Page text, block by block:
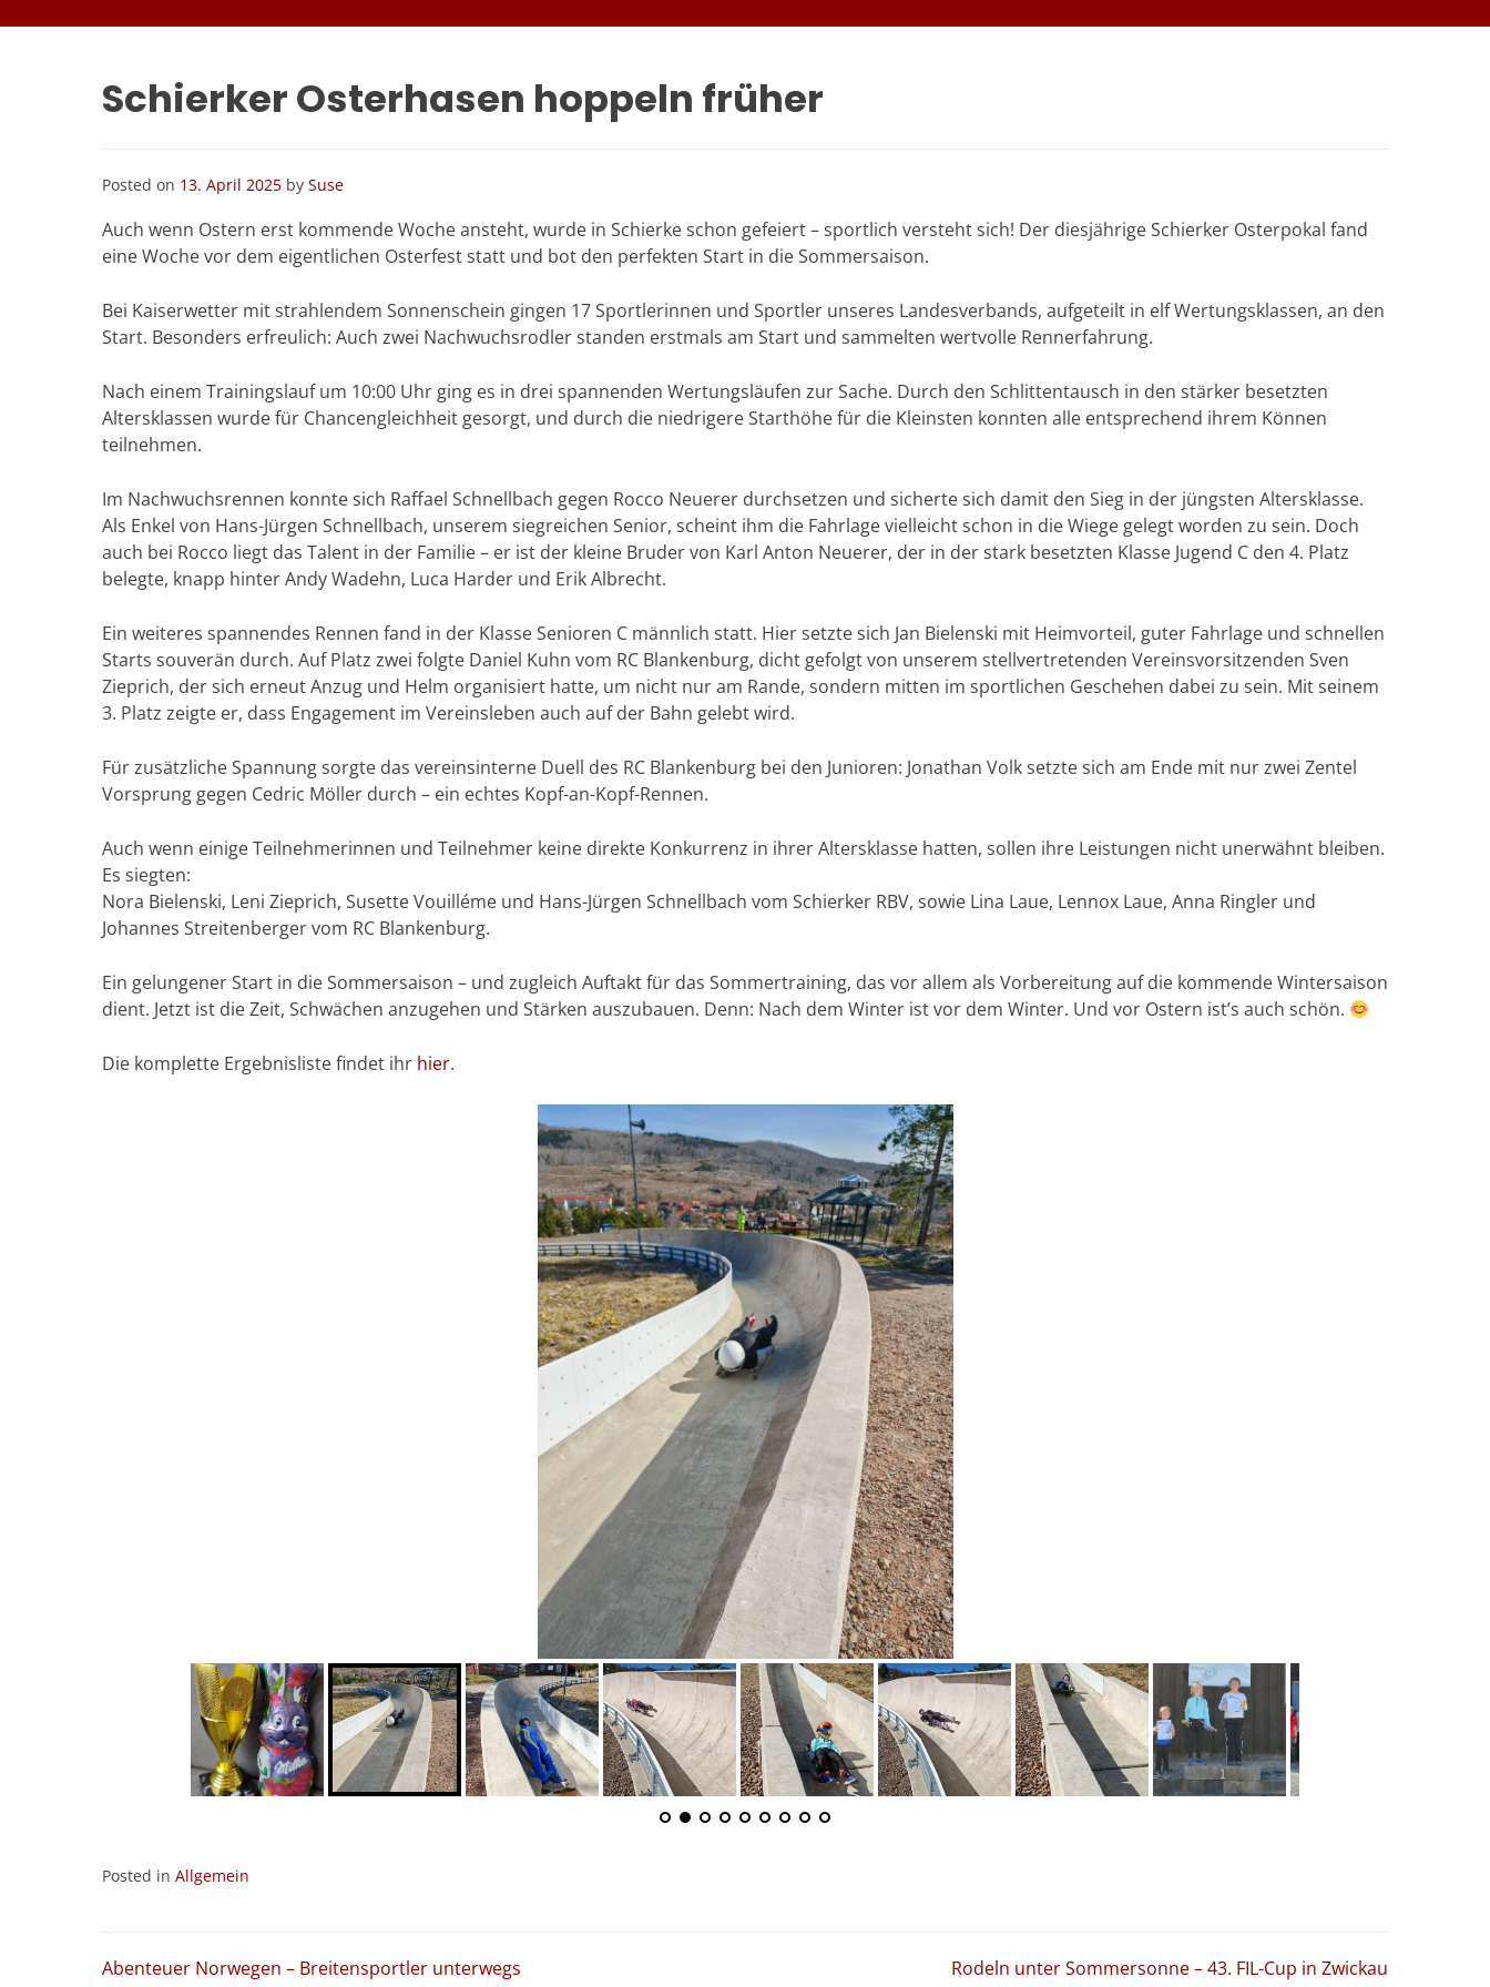
Schierker Osterhasen hoppeln früher
Posted on 13. April 2025 by Suse
Auch wenn Ostern erst kommende Woche ansteht, wurde in Schierke schon gefeiert – sportlich versteht sich! Der diesjährige Schierker Osterpokal fand
eine Woche vor dem eigentlichen Osterfest statt und bot den perfekten Start in die Sommersaison.
Bei Kaiserwetter mit strahlendem Sonnenschein gingen 17 Sportlerinnen und Sportler unseres Landesverbands, aufgeteilt in elf Wertungsklassen, an den
Start. Besonders erfreulich: Auch zwei Nachwuchsrodler standen erstmals am Start und sammelten wertvolle Rennerfahrung.
Nach einem Trainingslauf um 10:00 Uhr ging es in drei spannenden Wertungsläufen zur Sache. Durch den Schlittentausch in den stärker besetzten
Altersklassen wurde für Chancengleichheit gesorgt, und durch die niedrigere Starthöhe für die Kleinsten konnten alle entsprechend ihrem Können
teilnehmen.
Im Nachwuchsrennen konnte sich Raffael Schnellbach gegen Rocco Neuerer durchsetzen und sicherte sich damit den Sieg in der jüngsten Altersklasse.
Als Enkel von Hans-Jürgen Schnellbach, unserem siegreichen Senior, scheint ihm die Fahrlage vielleicht schon in die Wiege gelegt worden zu sein. Doch
auch bei Rocco liegt das Talent in der Familie – er ist der kleine Bruder von Karl Anton Neuerer, der in der stark besetzten Klasse Jugend C den 4. Platz
belegte, knapp hinter Andy Wadehn, Luca Harder und Erik Albrecht.
Ein weiteres spannendes Rennen fand in der Klasse Senioren C männlich statt. Hier setzte sich Jan Bielenski mit Heimvorteil, guter Fahrlage und schnellen
Starts souverän durch. Auf Platz zwei folgte Daniel Kuhn vom RC Blankenburg, dicht gefolgt von unserem stellvertretenden Vereinsvorsitzenden Sven
Zieprich, der sich erneut Anzug und Helm organisiert hatte, um nicht nur am Rande, sondern mitten im sportlichen Geschehen dabei zu sein. Mit seinem
3. Platz zeigte er, dass Engagement im Vereinsleben auch auf der Bahn gelebt wird.
Für zusätzliche Spannung sorgte das vereinsinterne Duell des RC Blankenburg bei den Junioren: Jonathan Volk setzte sich am Ende mit nur zwei Zentel
Vorsprung gegen Cedric Möller durch – ein echtes Kopf-an-Kopf-Rennen.
Auch wenn einige Teilnehmerinnen und Teilnehmer keine direkte Konkurrenz in ihrer Altersklasse hatten, sollen ihre Leistungen nicht unerwähnt bleiben.
Es siegten:
Nora Bielenski, Leni Zieprich, Susette Vouilléme und Hans-Jürgen Schnellbach vom Schierker RBV, sowie Lina Laue, Lennox Laue, Anna Ringler und
Johannes Streitenberger vom RC Blankenburg.
Ein gelungener Start in die Sommersaison – und zugleich Auftakt für das Sommertraining, das vor allem als Vorbereitung auf die kommende Wintersaison
dient. Jetzt ist die Zeit, Schwächen anzugehen und Stärken auszubauen. Denn: Nach dem Winter ist vor dem Winter. Und vor Ostern ist’s auch schön.
Die komplette Ergebnisliste findet ihr hier.
Posted in Allgemein
Abenteuer Norwegen – Breitensportler unterwegs Rodeln unter Sommersonne – 43. FIL-Cup in Zwickau